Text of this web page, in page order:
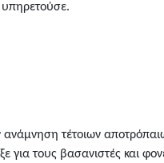
ανάμνηση τέτοιων
για τους βασανιστές και